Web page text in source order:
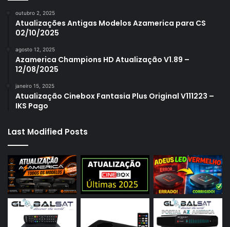
outubro 2, 2025
Atualizações Antigas Modelos Azamerica para CS
02/10/2025
agosto 12, 2025
Azamerica Champions HD Atualização V1.89 –
12/08/2025
janeiro 15, 2025
Atualização Cinebox Fantasia Plus Original V111223 –
IKS Pago
Last Modified Posts